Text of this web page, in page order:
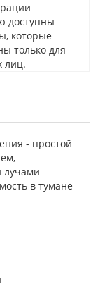
доступны
которые
только для
лиц.
- простой
лучами
в тумане